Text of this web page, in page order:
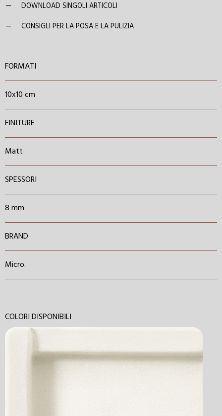
DOWNLOAD SINGOLI ARTICOLI
CONSIGLI PER LA POSA E LA PULIZIA
FORMATI
10x10 cm
FINITURE
Matt
SPESSORI
8 mm
BRAND
Micro.
COLORI DISPONIBILI